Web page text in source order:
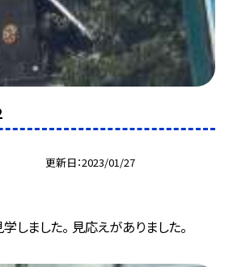
更新日 2023/01/27
しました。 見応えがありました。